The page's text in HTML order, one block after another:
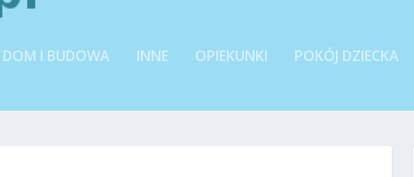
DOM I BUDOWA INNE OPIEKUNKI POKÓJ DZIECKA